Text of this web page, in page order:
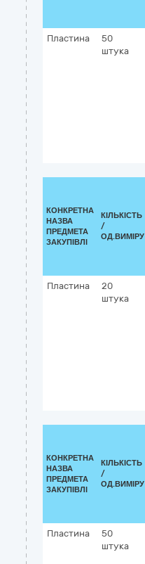
Пластина
50
штука
КОНКРЕТНА
НАЗВА
ПРЕДМЕТА
ЗАКУПІВЛІ
КІЛЬКІСТЬ
/
ОД.ВИМІРУ
Пластина
20
штука
КОНКРЕТНА
НАЗВА
ПРЕДМЕТА
ЗАКУПІВЛІ
КІЛЬКІСТЬ
/
ОД.ВИМІРУ
Пластина
50
штука